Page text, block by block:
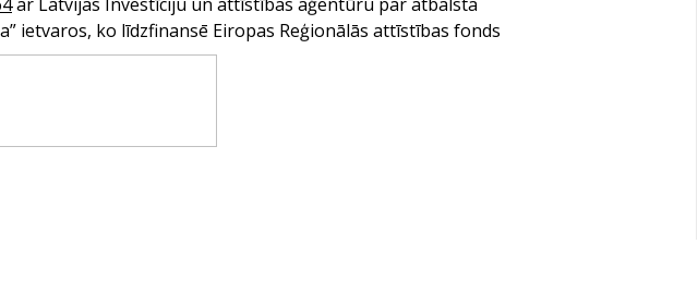
ietvaros, ko līdzfinansē Eiropas Reģionālās attīstības fonds